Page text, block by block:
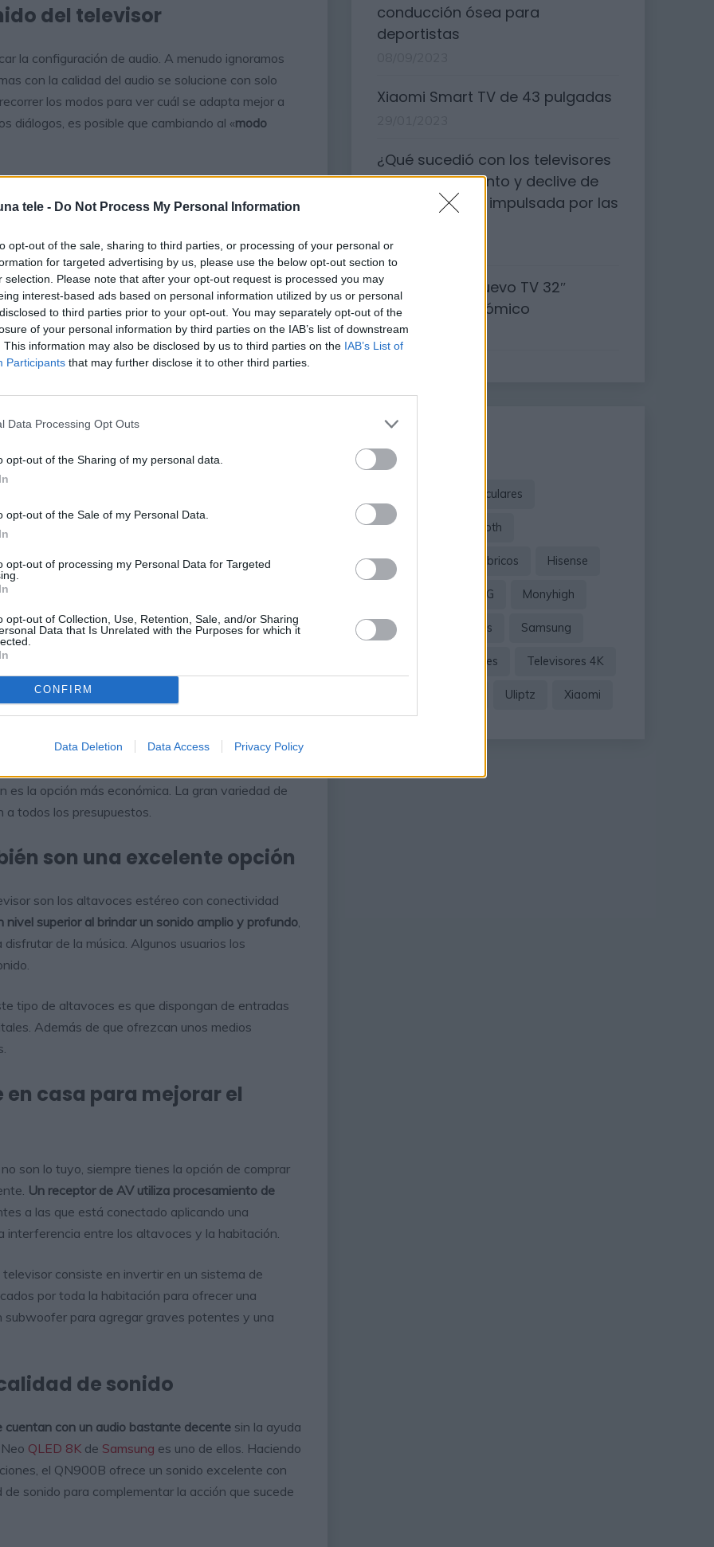
tele - Do Not Process My Personal Information
opt-out of the sale, sharing to third parties, or processing of your personal or
for targeted advertising by us, please use the below opt-out section to
selection. Please note that after your opt-out request is processed you may
interest-based ads based on personal information utilized by us or personal
to third parties prior to your opt-out. You may separately opt-out of the
of your personal information by third parties on the IAB’s list of downstream
This information may also be disclosed by us to third parties on the IAB’s List of
Participants that may further disclose it to other third parties.
Data Processing Opt Outs
opt-out of the Sharing of my personal data.
opt-out of the Sale of my Personal Data.
opt-out of processing my Personal Data for Targeted
opt-out of Collection, Use, Retention, Sale, and/or Sharing
Data that Is Unrelated with the Purposes for which it
CONFIRM
Data Deletion Data Access Privacy Policy
del televisor
la configuración de audio. A menudo ignoramos
con la calidad del audio se solucione con solo
los modos para ver cuál se adapta mejor a
diálogos, es posible que cambiando al «modo
IA que realmente aprovecha al máximo el diseño
que usar un «modo Dolby Atmos» o un «modo
afectar a su claridad. Puedes usar el control
soluciona algo. Del mismo modo, aumentar los
de nuestros gustos.
no ofrece los resultados esperados, la mejor
este tipo de aparatos se asegura el aumento del
de sonido también ocupa mucho menos espacio
la opción más económica. La gran variedad de
a todos los presupuestos.
son una excelente opción
son los altavoces estéreo con conectividad
nivel superior al brindar un sonido amplio y profundo
de la música. Algunos usuarios los
tipo de altavoces es que dispongan de entradas
Además de que ofrezcan unos medios
casa para mejorar el
son lo tuyo, siempre tienes la opción de comprar
Un receptor de AV utiliza procesamiento de
a las que está conectado aplicando una
interferencia entre los altavoces y la habitación.
consiste en invertir en un sistema de
por toda la habitación para ofrecer una
subwoofer para agregar graves potentes y una
de sonido
cuentan con un audio bastante decente sin la ayuda
QLED 8K de Samsung es uno de ellos. Haciendo
el QN900B ofrece un sonido excelente con
sonido para complementar la acción que sucede
conducción ósea para
deportistas
Xiaomi Smart TV de 43 pulgadas
¿Qué sucedió con los televisores
3D?: El surgimiento y declive de
una tecnología impulsada por las
26/01/2023
HKC NHB32D1 nuevo TV 32″
pulgadas económico
23/01/2023
Auriculares
Auriculares Bluetooth
Auriculares Inalámbricos Hisense
LG Monyhigh
Oferta Rulefiss Samsung
Televisores Televisores 4K
Uliptz Xiaomi